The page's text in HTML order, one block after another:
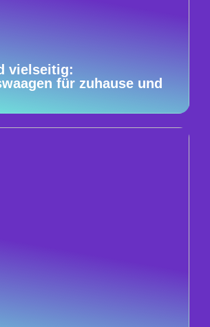
vielseitig:
für zuhause und